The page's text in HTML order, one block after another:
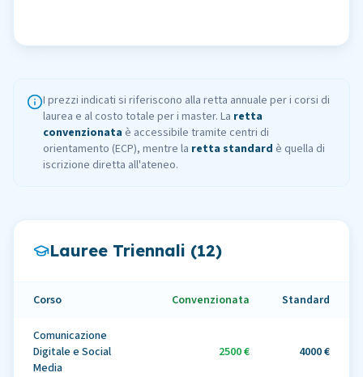
I prezzi indicati si riferiscono alla retta annuale per i corsi di
laurea e al costo totale per i master. La retta
convenzionata è accessibile tramite centri di
orientamento (ECP), mentre la retta standard è quella di
iscrizione diretta all'ateneo.
Lauree Triennali (12)
Corso Convenzionata Standard
Comunicazione
Digitale e Social
Media
2500 € 4000 €